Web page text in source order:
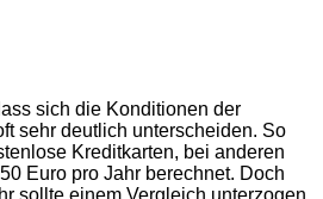
sich die Konditionen der
sehr deutlich unterscheiden. So
Kreditkarten, bei anderen
Euro pro Jahr berechnet. Doch
sollte einem Vergleich unterzogen